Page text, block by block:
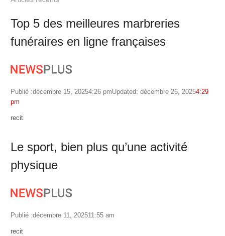
Top 5 des meilleures marbreries
funéraires en ligne françaises
Publié :décembre 15, 20254:26 pmUpdated: décembre 26, 20254:29
pm
Author
recit
Le sport, bien plus qu’une activité
physique
Publié :décembre 11, 202511:55 am
Author
recit